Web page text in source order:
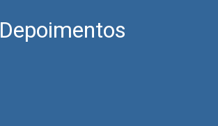
Depoimentos